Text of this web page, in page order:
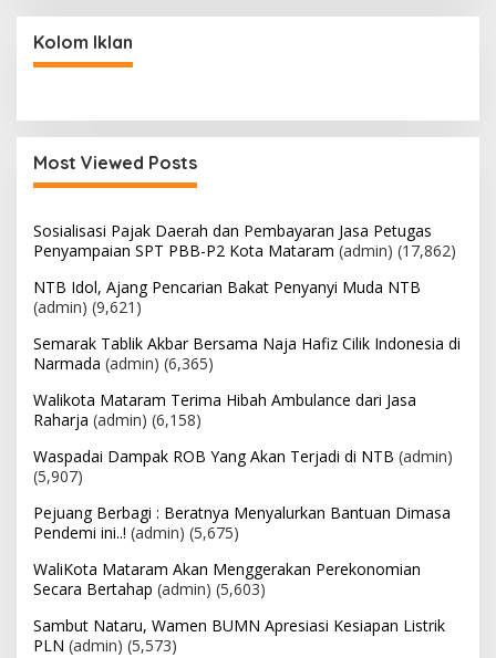
Kolom Iklan
Most Viewed Posts
Sosialisasi Pajak Daerah dan Pembayaran Jasa Petugas
Penyampaian SPT PBB-P2 Kota Mataram (admin) (17,862)
NTB Idol, Ajang Pencarian Bakat Penyanyi Muda NTB
(admin) (9,621)
Semarak Tablik Akbar Bersama Naja Hafiz Cilik Indonesia di
Narmada (admin) (6,365)
Walikota Mataram Terima Hibah Ambulance dari Jasa
Raharja (admin) (6,158)
Waspadai Dampak ROB Yang Akan Terjadi di NTB (admin)
(5,907)
Pejuang Berbagi : Beratnya Menyalurkan Bantuan Dimasa
Pendemi ini..! (admin) (5,675)
WaliKota Mataram Akan Menggerakan Perekonomian
Secara Bertahap (admin) (5,603)
Sambut Nataru, Wamen BUMN Apresiasi Kesiapan Listrik
PLN (admin) (5,573)